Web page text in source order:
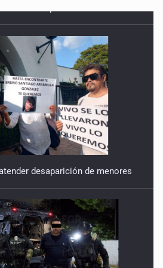
desaparición de menores